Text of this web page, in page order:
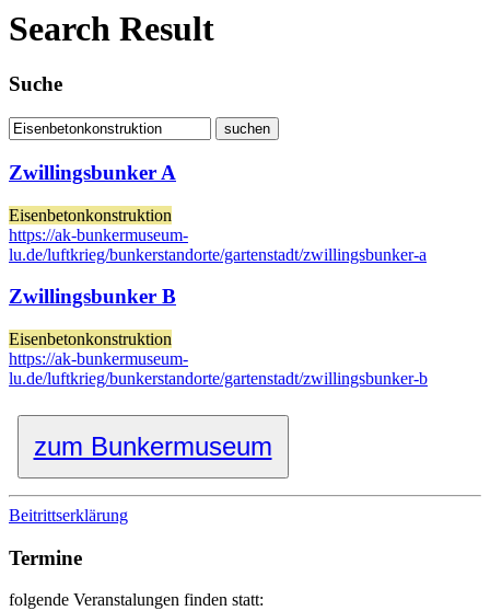
Search Result
Suche
Zwillingsbunker A
Eisenbetonkonstruktion
https://ak-bunkermuseum-
lu.de/luftkrieg/bunkerstandorte/gartenstadt/zwillingsbunker-a
Zwillingsbunker B
Eisenbetonkonstruktion
https://ak-bunkermuseum-
lu.de/luftkrieg/bunkerstandorte/gartenstadt/zwillingsbunker-b
zum Bunkermuseum
Beitrittserklärung
Termine
folgende Veranstalungen finden statt: